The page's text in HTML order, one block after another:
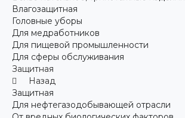
Влагозащитная
Головные уборы
Для медработников
Для пищевой промышленности
Для сферы обслуживания
Защитная
Назад
Защитная
Для нефтегазодобывающей отрасли